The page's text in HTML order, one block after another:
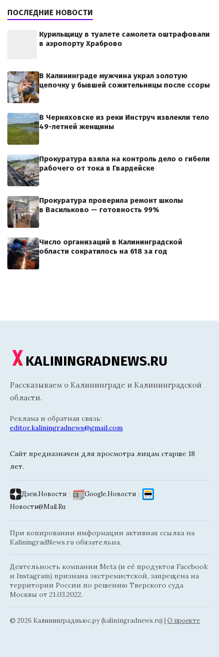
ПОСЛЕДНИЕ НОВОСТИ
Курильщицу в туалете самолета оштрафовали
в аэропорту Храброво
В Калининграде мужчина украл золотую
цепочку у бывшей сожительницы после ссоры
В Черняховске из реки Инструч извлекли тело
49-летней женщины
Прокуратура взяла на контроль дело о гибели
рабочего от тока в Гвардейске
Прокуратура проверила ремонт школы
в Васильково — готовность 99%
Число организаций в Калининградской
области сократилось на 618 за год
KALININGRADNEWS.RU
Рассказываем о Калининграде и Калининградской
области.
Реклама и обратная связь:
editor.kaliningradnews@gmail.com
Сайт предназначен для просмотра лицам старше 18
лет.
Дзен.Новости | Google.Новости |
Новости@Mail.Ru
При копировании информации активная ссылка на
KaliningradNews.ru обязательна.
Деятельность компании Meta (и её продуктов Facebook
и Instagram) признана экстремистской, запрещена на
территории России по решению Тверского суда
Москвы от 21.03.2022.
© 2026 Калининградньюc.ру (kaliningradnews.ru) | О проекте